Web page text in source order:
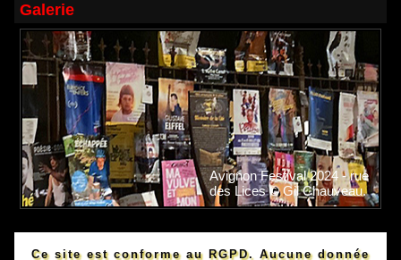
Galerie
Avignon Festival 2024 - rue
des Lices © Gil Chauveau.
Ce site est conforme au RGPD. Aucune donnée